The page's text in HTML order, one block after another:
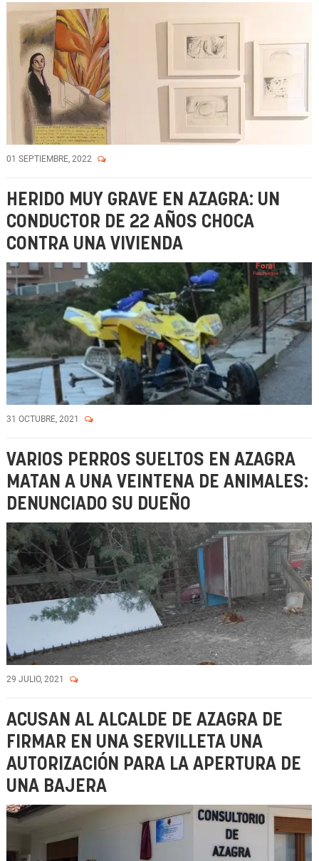
01 SEPTIEMBRE, 2022
HERIDO MUY GRAVE EN AZAGRA: UN
CONDUCTOR DE 22 AÑOS CHOCA
CONTRA UNA VIVIENDA
31 OCTUBRE, 2021
VARIOS PERROS SUELTOS EN AZAGRA
MATAN A UNA VEINTENA DE ANIMALES:
DENUNCIADO SU DUEÑO
29 JULIO, 2021
ACUSAN AL ALCALDE DE AZAGRA DE
FIRMAR EN UNA SERVILLETA UNA
AUTORIZACIÓN PARA LA APERTURA DE
UNA BAJERA